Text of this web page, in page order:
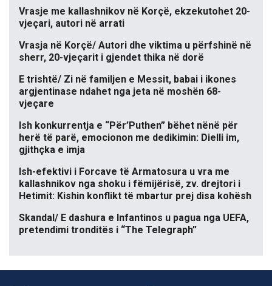
Vrasje me kallashnikov në Korçë, ekzekutohet 20-
vjeçari, autori në arrati
Vrasja në Korçë/ Autori dhe viktima u përfshinë në
sherr, 20-vjeçarit i gjendet thika në dorë
E trishtë/ Zi në familjen e Messit, babai i ikones
argjentinase ndahet nga jeta në moshën 68-
vjeçare
Ish konkurrentja e “Për’Puthen” bëhet nënë për
herë të parë, emocionon me dedikimin: Dielli im,
gjithçka e imja
Ish-efektivi i Forcave të Armatosura u vra me
kallashnikov nga shoku i fëmijërisë, zv. drejtori i
Hetimit: Kishin konflikt të mbartur prej disa kohësh
Skandal/ E dashura e Infantinos u pagua nga UEFA,
pretendimi tronditës i “The Telegraph”